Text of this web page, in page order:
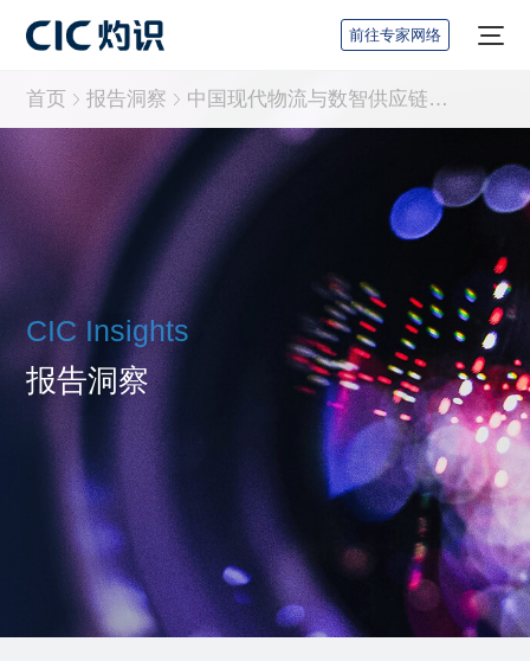
前往专家网络
CIC Insights
报告洞察
首页 报告洞察 中国现代物流与数智供应链产业创新发展蓝皮书暨案例